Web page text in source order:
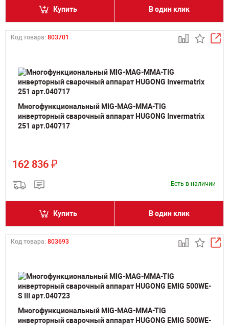
Купить В один клик
Код товара: 803701
Многофункциональный MIG-MAG-MMA-TIG
инверторный сварочный аппарат HUGONG Invermatrix
251 арт.040717
162 836 ₽
Есть в наличии
Купить В один клик
Код товара: 803693
Многофункциональный MIG-MAG-MMA-TIG
инверторный сварочный аппарат HUGONG EMIG 500WE-